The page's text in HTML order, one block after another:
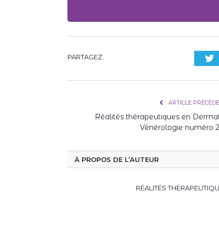
PARTAGEZ.
ARTICLE
Réalités thérapeutiques en
Vénérologie numéro
À PROPOS DE L’AUTEUR
RÉALITÉS